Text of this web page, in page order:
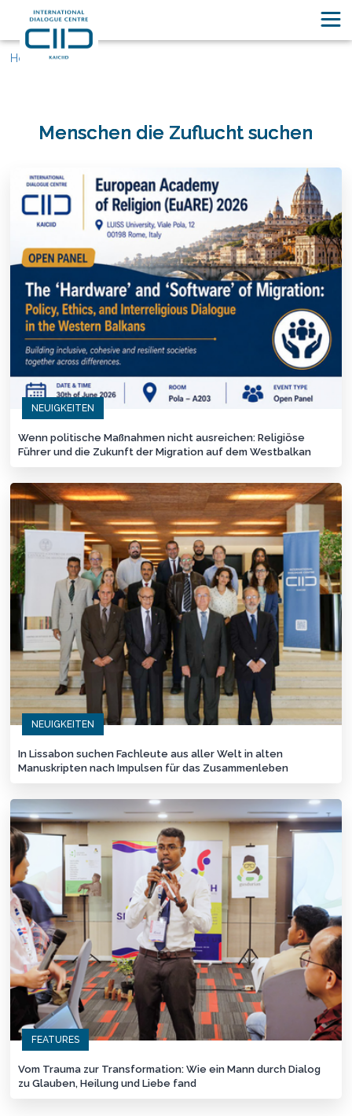
Home
Menschen die Zuflucht suchen
NEUIGKEITEN
Wenn politische Maßnahmen nicht ausreichen: Religiöse
Führer und die Zukunft der Migration auf dem Westbalkan
NEUIGKEITEN
In Lissabon suchen Fachleute aus aller Welt in alten
Manuskripten nach Impulsen für das Zusammenleben
FEATURES
Vom Trauma zur Transformation: Wie ein Mann durch Dialog
zu Glauben, Heilung und Liebe fand